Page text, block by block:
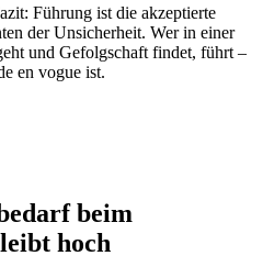
Führung ist die akzeptierte
der Unsicherheit. Wer in einer
und Gefolgschaft findet, führt –
en vogue ist.
beim
hoch